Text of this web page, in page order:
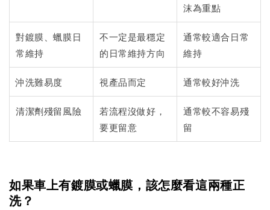
沫為重點
對鍍膜、蠟膜日
常維持
不一定是最穩定
的日常維持方向
通常較適合日常
維持
沖洗難易度 視產品而定 通常較好沖洗
清潔劑殘留風險
若流程沒做好，
要更留意
通常較不容易殘
留
如果車上有鍍膜或蠟膜，該怎麼看這兩種正
洗？